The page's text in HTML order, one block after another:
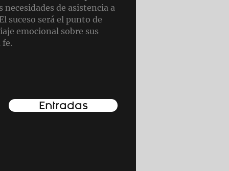
de asistencia a
suceso será el punto de
emocional sobre sus
Entradas